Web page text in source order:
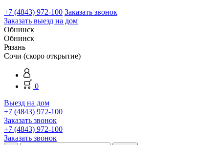
+7 (4843) 972-100 Заказать звонок
Заказать выезд на дом
Обнинск
Обнинск
Рязань
Сочи (скоро открытие)
0
Выезд на дом
+7 (4843) 972-100
Заказать звонок
+7 (4843) 972-100
Заказать звонок